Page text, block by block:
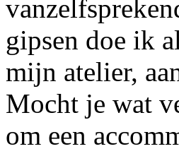
gipsen doe ik
mijn atelier,
Mocht je wat
om een